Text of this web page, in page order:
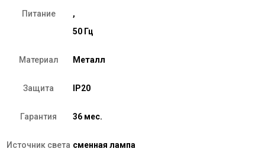
Питание
,
50 Гц
Материал Металл
Защита IP20
Гарантия 36 мес.
Источник света сменная лампа